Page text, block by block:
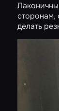
сторонам,
делать